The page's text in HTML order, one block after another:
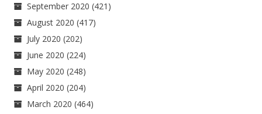
September 2020 (421)
August 2020 (417)
July 2020 (202)
June 2020 (224)
May 2020 (248)
April 2020 (204)
March 2020 (464)